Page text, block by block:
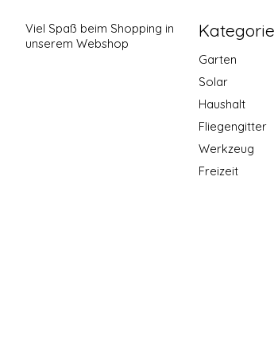
Viel Spaß beim Shopping in
unserem Webshop
Garten
Solar
Haushalt
Fliegengitter
Werkzeug
Freizeit